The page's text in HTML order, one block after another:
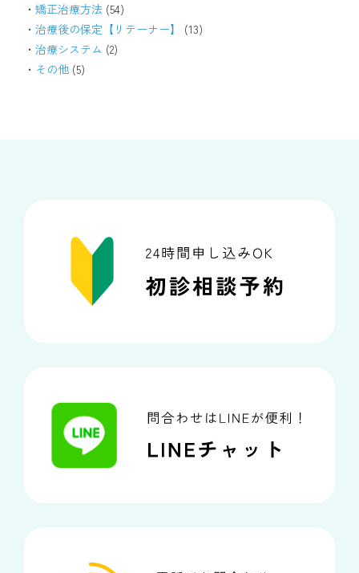
矯正治療方法 (54)
治療後の保定【リテーナー】
(13)
治療システム (2)
その他 (5)